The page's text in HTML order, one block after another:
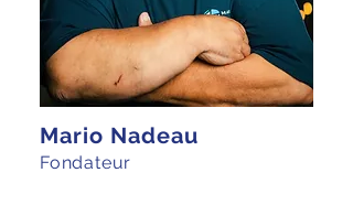
Mario Nadeau
Fondateur